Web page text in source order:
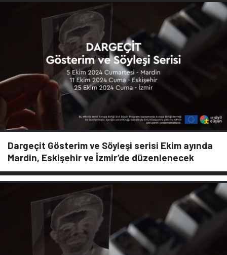
Dargeçit Gösterim ve Söyleşi serisi Ekim ayında
Mardin, Eskişehir ve İzmir’de düzenlenecek